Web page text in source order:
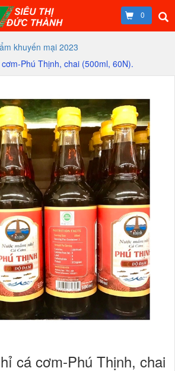
0
khuyến mại 2023
Phú Thịnh, chai (500ml, 60N).
cá cơm-Phú Thịnh, chai